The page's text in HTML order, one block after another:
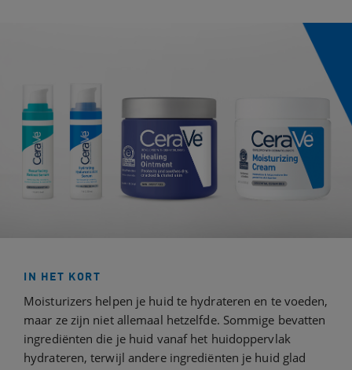
IN HET KORT
Moisturizers helpen je huid te hydrateren en te voeden,
maar ze zijn niet allemaal hetzelfde. Sommige bevatten
ingrediënten die je huid vanaf het huidoppervlak
hydrateren, terwijl andere ingrediënten je huid glad